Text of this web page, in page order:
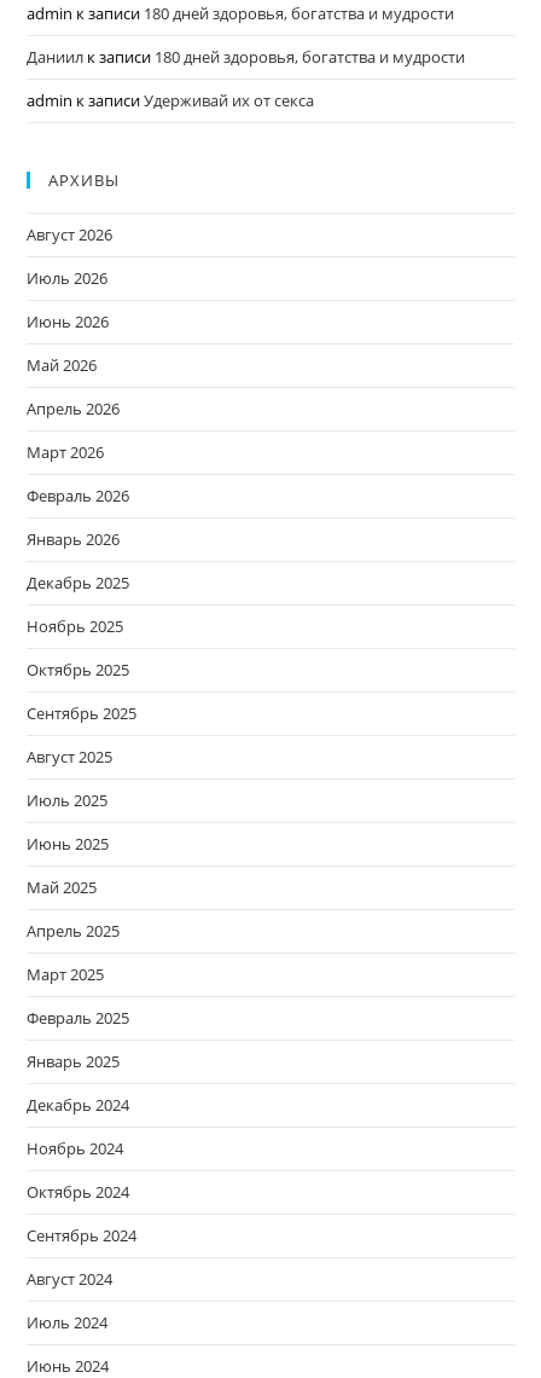
admin к записи 180 дней здоровья, богатства и мудрости
Даниил к записи 180 дней здоровья, богатства и мудрости
admin к записиУдерживай их от секса
АРХИВЫ
Август 2026
Июль 2026
Июнь 2026
Май 2026
Апрель 2026
Март 2026
Февраль 2026
Январь 2026
Декабрь 2025
Ноябрь 2025
Октябрь 2025
Сентябрь 2025
Август 2025
Июль 2025
Июнь 2025
Май 2025
Апрель 2025
Март 2025
Февраль 2025
Январь 2025
Декабрь 2024
Ноябрь 2024
Октябрь 2024
Сентябрь 2024
Август 2024
Июль 2024
Июнь 2024